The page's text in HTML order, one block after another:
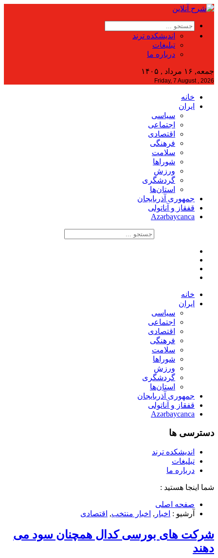
اندیشکده ترند
تبلیغات
درباره ما
جمعه, ۱۶ مرداد , ۱۴۰۵
Friday, 7 August , 2026
خانه
ایران
سیاسی
اجتماعی
اقتصادی
فرهنگی
سلامت
شوراها
ورزش
گردشگری
استان‌ها
جمهوری آذربایجان
قفقاز و آناتولی
Azərbaycanca
خانه
ایران
سیاسی
اجتماعی
اقتصادی
فرهنگی
سلامت
شوراها
ورزش
گردشگری
استان‌ها
جمهوری آذربایجان
قفقاز و آناتولی
Azərbaycanca
دسترسی ها
اندیشکده ترند
تبلیغات
درباره ما
شما اینجا هستید :
صفحه اصلی
آرشیو : اخبار , اخبار منتخب, اقتصادی
شرکت های بورسی کدال همچنان سود می
دهند